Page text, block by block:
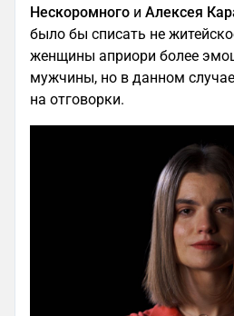
Нескоромного и Алексея
было бы списать не
женщины априори более
мужчины, но в данном
на отговорки.